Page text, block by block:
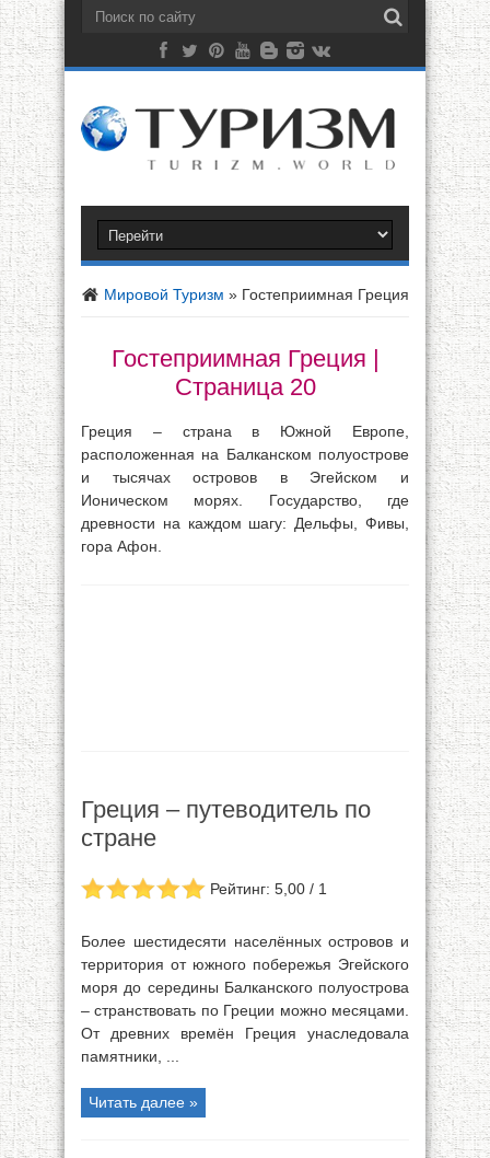
Мировой Туризм » Гостеприимная Греция
Гостеприимная Греция |
Страница 20
Греция – страна в Южной Европе,
расположенная на Балканском полуострове
и тысячах островов в Эгейском и
Ионическом морях. Государство, где
древности на каждом шагу: Дельфы, Фивы,
гора Афон.
Греция – путеводитель по
стране
Рейтинг: 5,00 / 1
Более шестидесяти населённых островов и
территория от южного побережья Эгейского
моря до середины Балканского полуострова
– странствовать по Греции можно месяцами.
От древних времён Греция унаследовала
памятники, ...
Читать далее »